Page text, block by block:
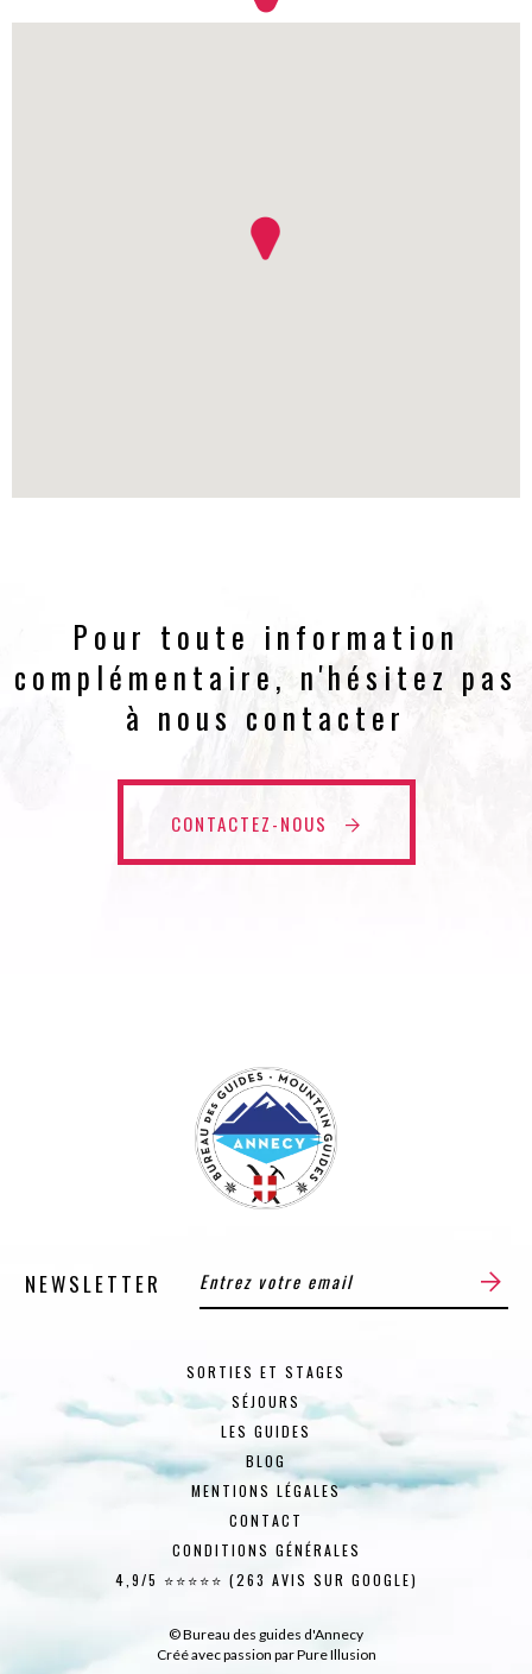
Pour toute information
complémentaire, n'hésitez pas
à nous contacter
CONTACTEZ-NOUS
NEWSLETTER
SORTIES ET STAGES
SÉJOURS
LES GUIDES
BLOG
MENTIONS LÉGALES
CONTACT
CONDITIONS GÉNÉRALES
4,9/5 ⭐⭐⭐⭐⭐ (263 AVIS SUR GOOGLE)
© Bureau des guides d'Annecy
Créé avec passion parPure Illusion